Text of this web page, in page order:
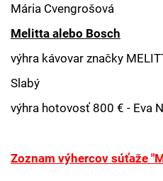
Mária Cvengrošová
Melitta alebo Bosch
výhra kávovar značky
Slabý
výhra hotovosť 800 € - Eva
Zoznam výhercov súťaže